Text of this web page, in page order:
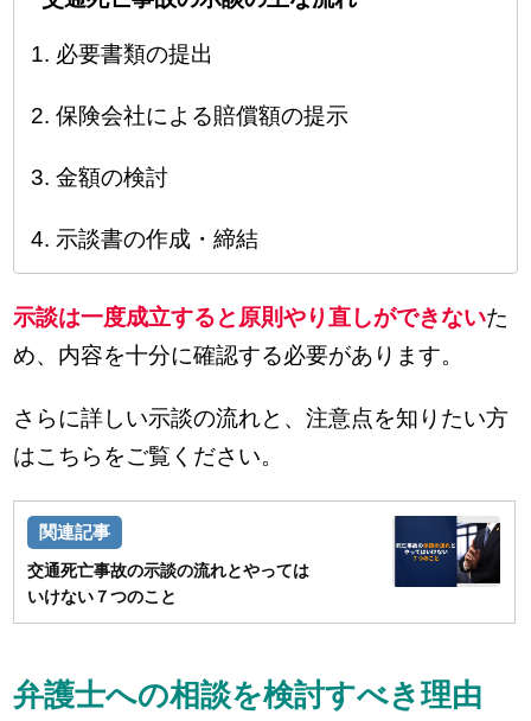
必要書類の提出
保険会社による賠償額の提示
金額の検討
示談書の作成・締結
示談は一度成立すると原則やり直しができないた
め、内容を十分に確認する必要があります。
さらに詳しい示談の流れと、注意点を知りたい方
はこちらをご覧ください。
交通死亡事故の示談の流れとやっては
いけない７つのこと
弁護士への相談を検討すべき理由